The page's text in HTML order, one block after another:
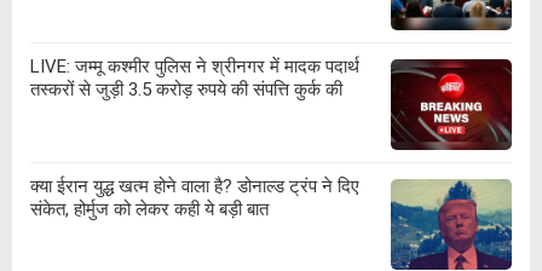
LIVE: जम्मू कश्मीर पुलिस ने श्रीनगर में मादक पदार्थ
तस्करों से जुड़ी 3.5 करोड़ रुपये की संपत्ति कुर्क की
क्या ईरान युद्ध खत्म होने वाला है? डोनाल्ड ट्रंप ने दिए
संकेत, होर्मुज को लेकर कही ये बड़ी बात